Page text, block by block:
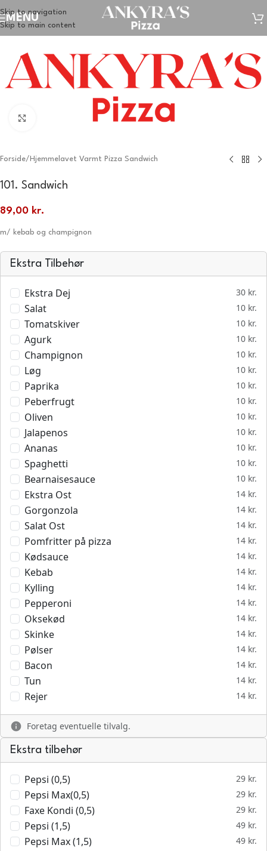
Skip to navigation
Skip to main content
MENU
Forside/ Hjemmelavet Varmt Pizza Sandwich
101. Sandwich
89,00 kr.
m/ kebab og champignon